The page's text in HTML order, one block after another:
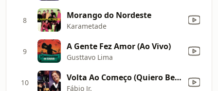
8 Morango do Nordeste
Karametade
9 A Gente Fez Amor (Ao Vivo)
Gusttavo Lima
10 Volta Ao Começo (Quiero Beber Hasta Perder el Control) [Ao Vivo]
Fábio Jr.